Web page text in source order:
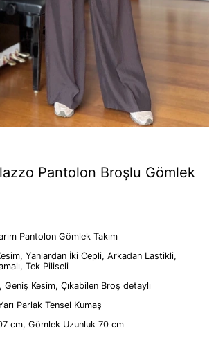
Pantolon Broşlu Gömlek
Pantolon Gömlek Takım
Yanlardan İki Cepli, Arkadan Lastikli,
Tek Piliseli
Geniş Kesim, Çıkabilen Broş detaylı
Parlak Tensel Kumaş
cm, Gömlek Uzunluk 70 cm